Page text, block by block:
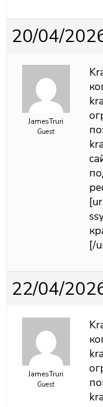
20/04/
JamesTruri
Guest
[/
22/04/
JamesTruri
Guest